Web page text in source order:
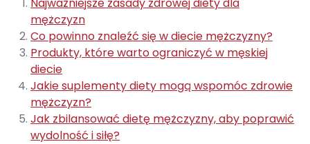
mężczyzn
Co powinno znaleźć się w diecie mężczyzny?
Produkty, które warto ograniczyć w męskiej
diecie
Jakie suplementy diety mogą wspomóc zdrowie
mężczyzn?
Jak zbilansować dietę mężczyzny, aby poprawić
wydolność i siłę?